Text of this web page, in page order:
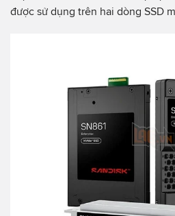
được sử dụng trên hai dòng SSD